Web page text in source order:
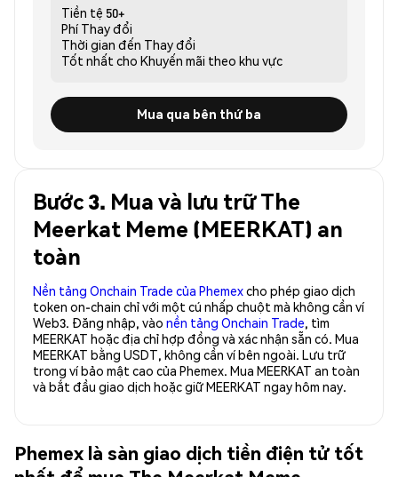
Tiền tệ 50+
Phí Thay đổi
Thời gian đến Thay đổi
Tốt nhất cho Khuyến mãi theo khu vực
Mua qua bên thứ ba
Bước 3. Mua và lưu trữ The
Meerkat Meme (MEERKAT) an
toàn
Nền tảng Onchain Trade của Phemexcho phép giao dịch
token on-chain chỉ với một cú nhấp chuột mà không cần ví
Web3. Đăng nhập, vào nền tảng Onchain Trade, tìm
MEERKAT hoặc địa chỉ hợp đồng và xác nhận sẵn có. Mua
MEERKAT bằng USDT, không cần ví bên ngoài. Lưu trữ
trong ví bảo mật cao của Phemex. Mua MEERKAT an toàn
và bắt đầu giao dịch hoặc giữ MEERKAT ngay hôm nay.
Phemex là sàn giao dịch tiền điện tử tốt